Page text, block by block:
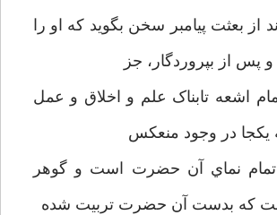
بعثت پيامبر سخن بگويد که او را
پس از بپروردگار، جز
اشعه تابناک علم و اخلاق و عمل
يکجا در وجود منعکس
تمام نماي آن حضرت است و گوهر
که بدست آن حضرت تربيت شده